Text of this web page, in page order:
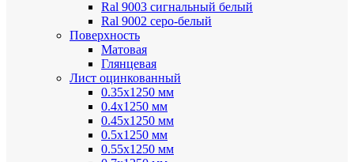
Ral 9003 сигнальный белый
Ral 9002 серо-белый
Поверхность
Матовая
Глянцевая
Лист оцинкованный
0.35х1250 мм
0.4х1250 мм
0.45х1250 мм
0.5х1250 мм
0.55х1250 мм